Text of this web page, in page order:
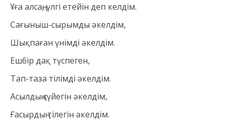
Ұға алсаң, үлгі етейін деп келдім.
Сағыныш-сырымды әкелдім,
Шықпаған үнімді әкелдім.
Ешбір дақ түспеген,
Тап-таза тілімді әкелдім.
Асылдың сүйегін әкелдім,
Ғасырдың тілегін әкелдім.